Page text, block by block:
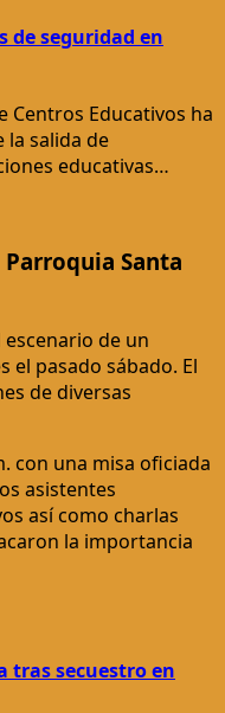
de seguridad en
Centros Educativos ha
la salida de
educativas…
Santa
de un
el pasado sábado. El
de diversas
con una misa oficiada
asistentes
así como charlas
la importancia
tras secuestro en